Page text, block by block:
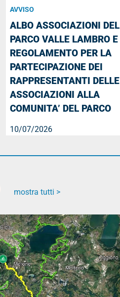
AVVISO
ALBO ASSOCIAZIONI DEL
PARCO VALLE LAMBRO E
REGOLAMENTO PER LA
PARTECIPAZIONE DEI
RAPPRESENTANTI DELLE
ASSOCIAZIONI ALLA
COMUNITA’ DEL PARCO
10/07/2026
mostra tutti >